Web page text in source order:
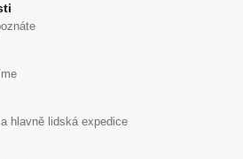
hlavně lidská expedice